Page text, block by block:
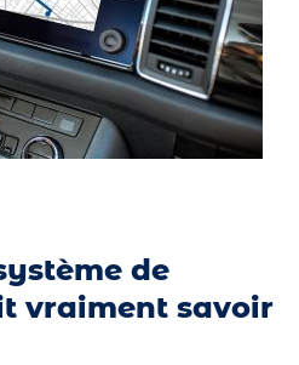
de
vraiment savoir